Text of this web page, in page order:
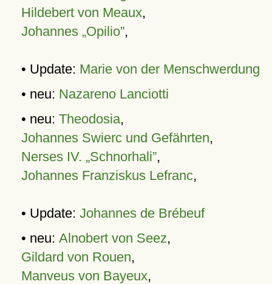
Hildebert von Meaux,
Johannes „Opilio”,
• Update: Marie von der Menschwerdung
• neu: Nazareno Lanciotti
• neu: Theodosia,
Johannes Swierc und Gefährten,
Nerses IV. „Schnorhali”,
Johannes Franziskus Lefranc,
• Update: Johannes de Brébeuf
• neu: Alnobert von Seez,
Gildard von Rouen,
Manveus von Bayeux,